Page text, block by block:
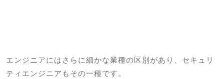
エンジニアにはさらに細かな業種の区別があり、セキュリ
ティエンジニアもその一種です。